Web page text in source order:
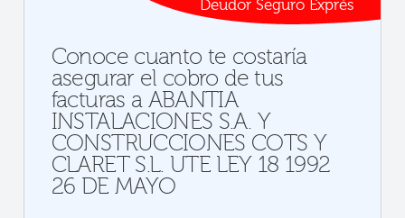
Deudor Seguro Exprés
Conoce cuanto te costaría
asegurar el cobro de tus
facturas a ABANTIA
INSTALACIONES S.A. Y
CONSTRUCCIONES COTS Y
CLARET S.L. UTE LEY 18 1992
26 DE MAYO